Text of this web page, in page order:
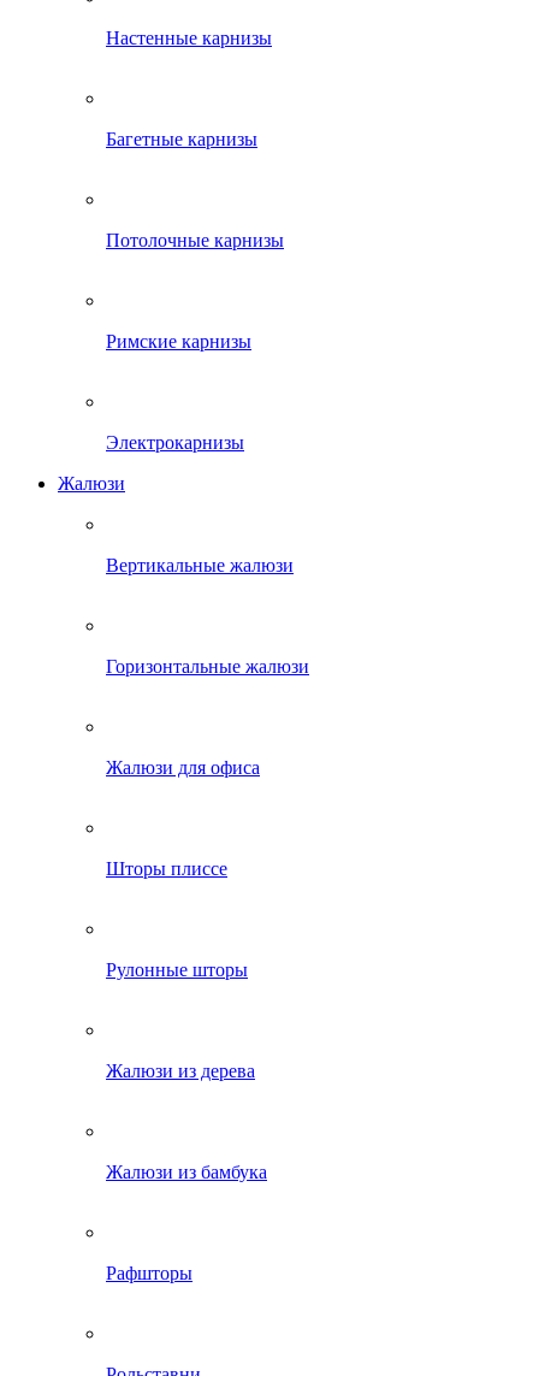
Настенные карнизы
Багетные карнизы
Потолочные карнизы
Римские карнизы
Электрокарнизы
Жалюзи
Вертикальные жалюзи
Горизонтальные жалюзи
Жалюзи для офиса
Шторы плиссе
Рулонные шторы
Жалюзи из дерева
Жалюзи из бамбука
Рафшторы